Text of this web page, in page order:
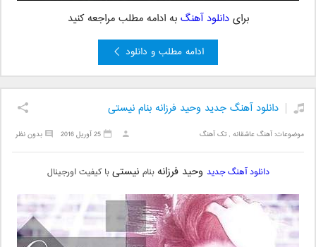
برایدانلود آهنگ به ادامه مطلب مراجعه کنید
ادامه مطلب و دانلود
دانلود آهنگ جدید وحید فرزانه بنام نیستی
موضوعات:آهنگ عاشقانه ,تک آهنگ بدون نظر 25 آوریل 2016
دانلود آهنگ جدید وحید فرزانه بنام نیستیبا کیفیت اورجینال